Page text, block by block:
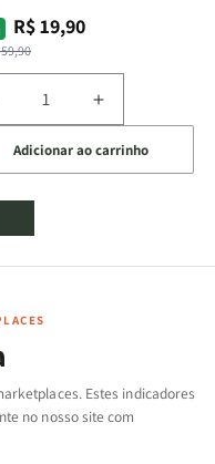
R$ 19,90
Diminuir
quantidade
Aumentar
a
quantidade
de
|
Adicionar ao carrinho
Estes indicadores
no nosso site com